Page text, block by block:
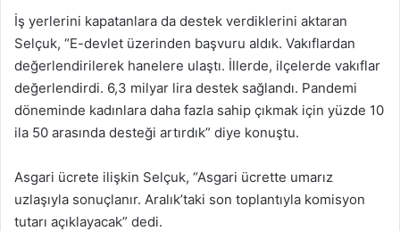
İş yerlerini kapatanlara da destek verdiklerini aktaran
Selçuk, “E-devlet üzerinden başvuru aldık. Vakıflardan
değerlendirilerek hanelere ulaştı. İllerde, ilçelerde vakıflar
değerlendirdi. 6,3 milyar lira destek sağlandı. Pandemi
döneminde kadınlara daha fazla sahip çıkmak için yüzde 10
ila 50 arasında desteği artırdık” diye konuştu.
Asgari ücrete ilişkin Selçuk, “Asgari ücrette umarız
uzlaşıyla sonuçlanır. Aralık’taki son toplantıyla komisyon
tutarı açıklayacak” dedi.